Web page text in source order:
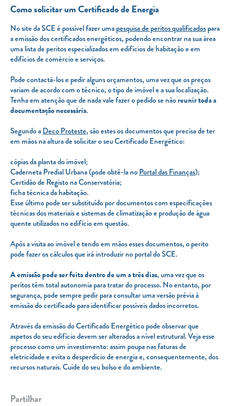
Como solicitar um Certificado de Energia
No site da SCE é possível fazer umapesquisa de peritos qualificadospara
a emissão dos certificados energéticos, podendo encontrar na sua área
uma lista de peritos especializados em edifícios de habitação e em
edifícios de comércio e serviços.
Pode contactá-los e pedir alguns orçamentos, uma vez que os preços
variam de acordo com o técnico, o tipo de imóvel e a sua localização.
Tenha em atenção que de nada vale fazer o pedido se nãoreunir toda a
documentação necessária.
Segundo aDeco Proteste, são estes os documentos que precisa de ter
em mãos na altura de solicitar o seu Certificado Energético:
cópias da planta do imóvel;
Caderneta Predial Urbana (pode obtê-la noPortal das Finanças);
Certidão de Registo na Conservatória;
ficha técnica da habitação.
Esse último pode ser substituído por documentos com especificações
técnicas dos materiais e sistemas de climatização e produção de água
quente utilizados no edifício em questão.
Após a visita ao imóvel e tendo em mãos esses documentos, o perito
pode fazer os cálculos que irá introduzir no portal do SCE.
A emissão pode ser feita dentro de um a três dias, uma vez que os
peritos têm total autonomia para tratar do processo. No entanto, por
segurança, pode sempre pedir para consultar uma versão prévia à
emissão do certificado para identificar possíveis dados incorretos.
Através da emissão do Certificado Energético pode observar que
aspetos do seu edifício devem ser alterados a nível estrutural. Veja esse
processo como um investimento: assim poupa nas faturas de
eletricidade e evita o desperdício de energia e, consequentemente, dos
recursos naturais. Cuide do seu bolso e do ambiente.
Partilhar